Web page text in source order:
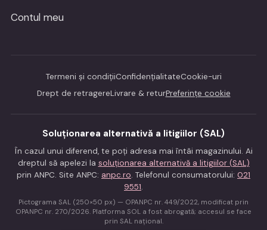
Contul meu
Termeni și condițiiConfidențialitateCookie-uri
Drept de retragereLivrare & returPreferințe cookie
Soluționarea alternativă a litigiilor (SAL)
În cazul unui diferend, te poți adresa mai întâi magazinului. Ai
dreptul să apelezi la soluționarea alternativă a litigiilor (SAL)
prin ANPC. Site ANPC: anpc.ro. Telefonul consumatorului: 021
9551.
Pictograma SAL (250×50 px) — OPANPC nr. 449/2022, modificat prin
OPANPC nr. 270/2026. Platforma SOL a fost abrogată; accesul se face
prin SAL național.